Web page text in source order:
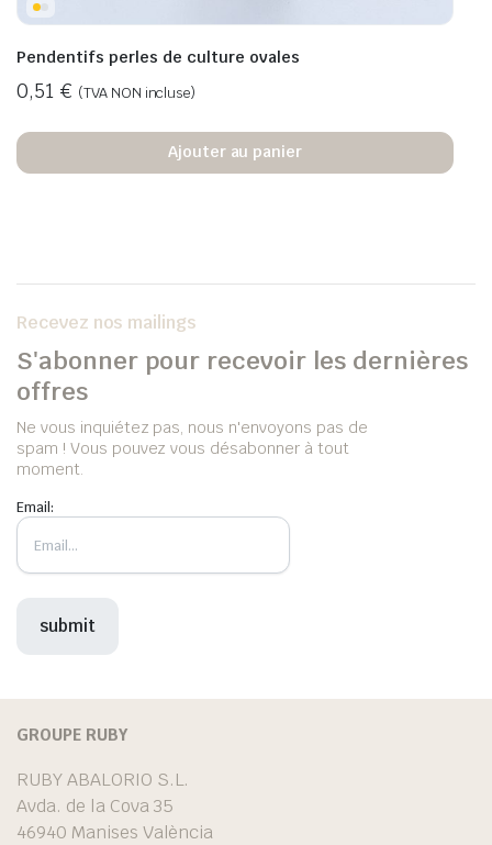
Pendentifs perles de culture ovales
0,51 € (TVA NON incluse)
Ajouter au panier
Recevez nos mailings
S'abonner pour recevoir les dernières
offres
Ne vous inquiétez pas, nous n'envoyons pas de
spam ! Vous pouvez vous désabonner à tout
moment.
Email:
GROUPE RUBY
RUBY ABALORIO S.L.
Avda. de la Cova 35
46940 Manises València